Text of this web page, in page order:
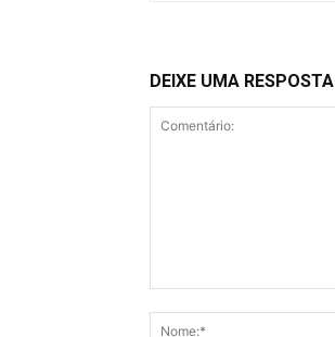
DEIXE UMA RESPOSTA